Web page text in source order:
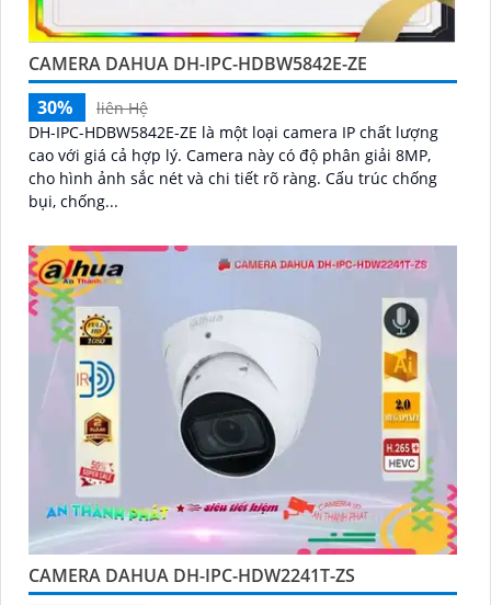
CAMERA DAHUA DH-IPC-HDBW5842E-ZE
30%
liên Hệ
DH-IPC-HDBW5842E-ZE là một loại camera IP chất lượng
cao với giá cả hợp lý. Camera này có độ phân giải 8MP,
cho hình ảnh sắc nét và chi tiết rõ ràng. Cấu trúc chống
bụi, chống...
CAMERA DAHUA DH-IPC-HDW2241T-ZS